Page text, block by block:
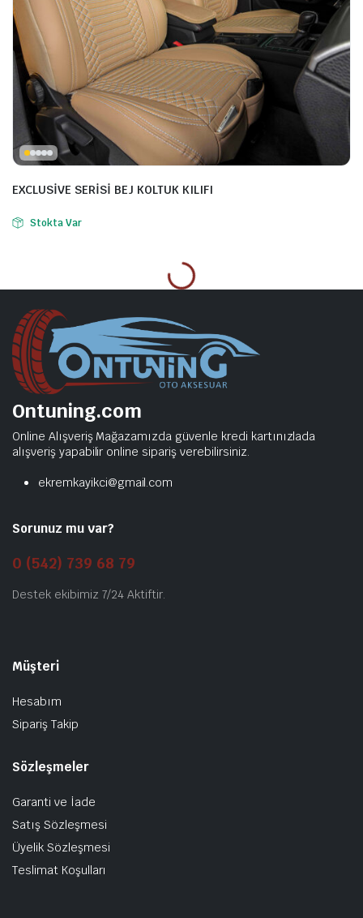
EXCLUSİVE SERİSİ BEJ KOLTUK KILIFI
Stokta Var
Ontuning.com
Online Alışveriş Mağazamızda güvenle kredi kartınızlada
alışveriş yapabilir online sipariş verebilirsiniz.
ekremkayikci@gmail.com
Sorunuz mu var?
0 (542) 739 68 79
Destek ekibimiz 7/24 Aktiftir.
Müşteri
Hesabım
Sipariş Takip
Sözleşmeler
Garanti ve İade
Satış Sözleşmesi
Üyelik Sözleşmesi
Teslimat Koşulları